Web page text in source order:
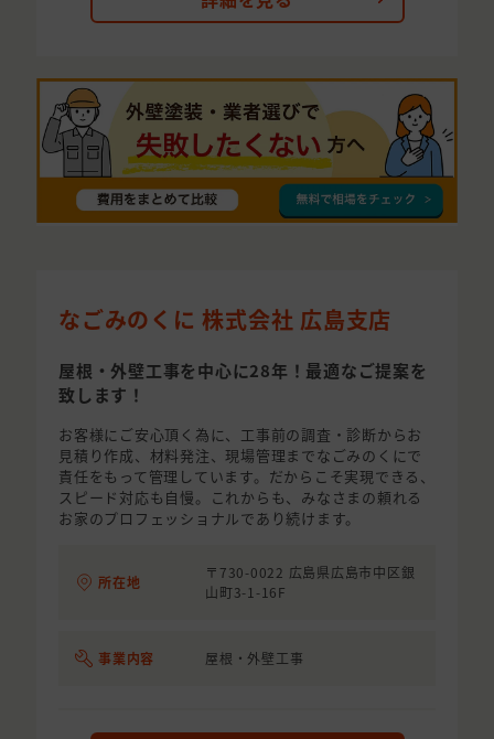
なごみのくに 株式会社 広島支店
屋根・外壁工事を中心に28年！最適なご提案を
致します！
お客様にご安心頂く為に、工事前の調査・診断からお
見積り作成、材料発注、現場管理までなごみのくにで
責任をもって管理しています。だからこそ実現できる、
スピード対応も自慢。これからも、みなさまの頼れる
お家のプロフェッショナルであり続けます。
所在地
〒730-0022 広島県広島市中区銀
山町3-1-16F
事業内容 屋根・外壁工事